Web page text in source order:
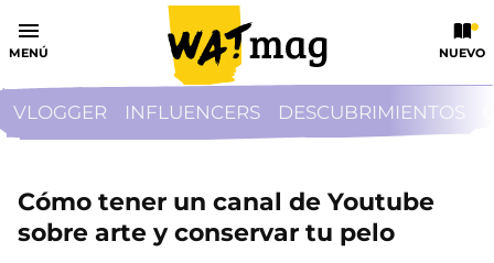
MENÚ NUEVO
VLOGGER INFLUENCERS DESCUBRIMIENTOS
Cómo tener un canal de Youtube
sobre arte y conservar tu pelo